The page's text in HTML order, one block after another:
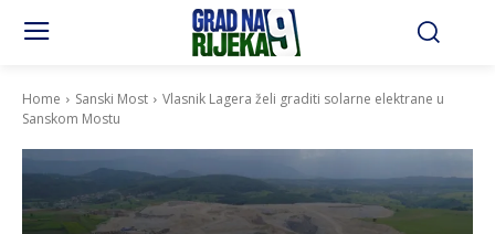
Home Sanski Most
Vlasnik Lagera želi graditi solarne elektrane u
Sanskom Mostu